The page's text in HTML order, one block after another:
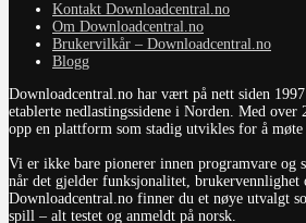
Kontakt Downloadcentral.no
Om Downloadcentral.no
Brukervilkår – Downloadcentral.no
Blogg
Downloadcentral.no har vært på nett siden
etablerte nedlastingssidene i Norden. Med
opp en plattform som stadig utvikles for å møte
Vi er ikke bare pionerer innen programvare og
når det gjelder funksjonalitet, brukervennlighet
Downloadcentral.no finner du et nøye utvalgt
spill – alt testet og anmeldt på norsk.